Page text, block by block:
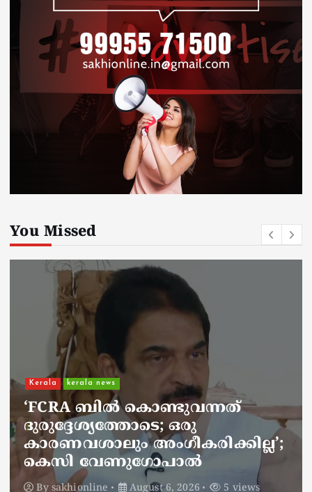
You Missed
kerala news
ചാലിശേരിയില്‍ സര്‍ക്കാര്‍
ജനകീയ ആരോഗ്യകേന്ദ്രത്തില്‍
നഴ്സിന് അണലിയുടെ കടിയേറ്റു;
അണലിയുടെ കടിയേറ്റത്
ഡ്യൂട്ടിക്കിടെ
By sakhionline August 6, 2026 4 views